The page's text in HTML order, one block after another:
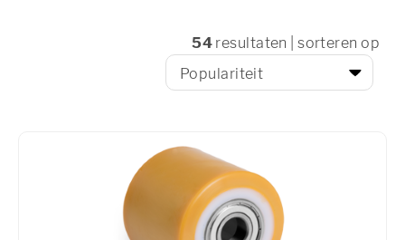
54 resultaten | sorteren op